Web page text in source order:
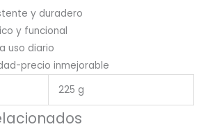
y duradero
y funcional
uso diario
precio inmejorable
225 g